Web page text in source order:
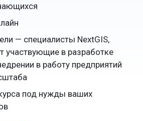
— специалисты NextGIS,
участвующие в разработке
в работу предприятий
под нужды ваших